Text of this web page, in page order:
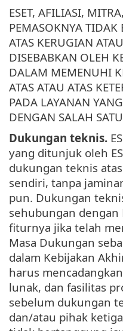
ESET, AFILIASI,
PEMASOKNYA TIDAK
ATAS KERUGIAN
DISEBABKAN OLEH
DALAM MEMENUHI
ATAS ATAU ATAS
PADA LAYANAN
DENGAN SALAH
Dukungan teknis.
yang ditunjuk oleh
dukungan teknis
sendiri, tanpa
pun. Dukungan
sehubungan dengan
fiturnya jika telah
Masa Dukungan
dalam Kebijakan
harus
lunak, dan fasilitas
sebelum dukungan
dan/atau pihak